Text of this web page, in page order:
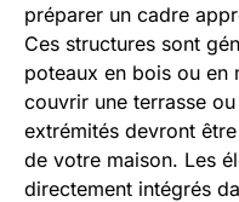
préparer un cadre
Ces structures sont
poteaux en bois ou en
couvrir une terrasse
extrémités devront
de votre maison. Les
directement intégrés